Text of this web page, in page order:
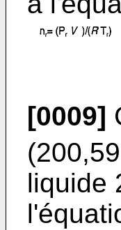
[0009]
liquide